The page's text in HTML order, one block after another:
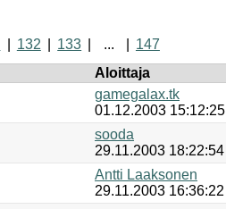
132 133 ...
147
Aloittaja
gamegalax.tk
01.12.2003 15:12:25
sooda
29.11.2003 18:22:54
Antti Laaksonen
29.11.2003 16:36:22